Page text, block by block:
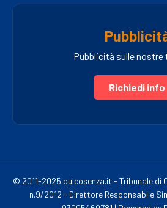
Pubblicità sulle nostre
Richiedi info
© 2011-2025 quicosenza.it - Tribunale di
n.9/2012 - Direttore Responsabile